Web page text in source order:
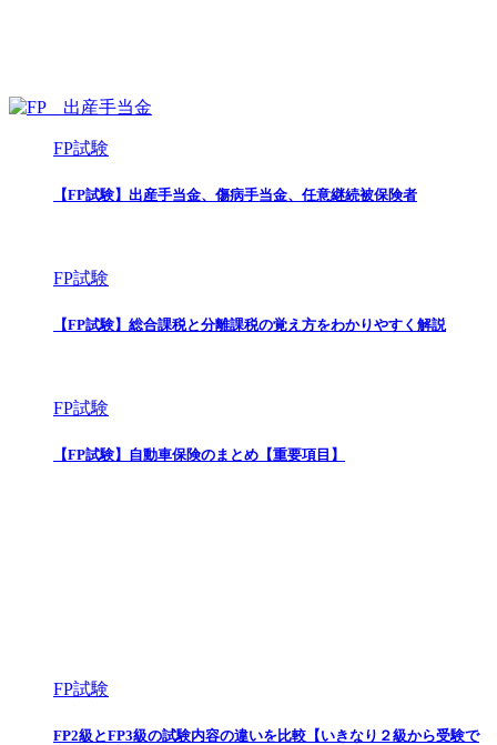
FP試験
【FP試験】出産手当金、傷病手当金、任意継続被保険者
FP試験
【FP試験】総合課税と分離課税の覚え方をわかりやすく解説
FP試験
【FP試験】自動車保険のまとめ【重要項目】
FP試験
FP2級とFP3級の試験内容の違いを比較【いきなり２級から受験で